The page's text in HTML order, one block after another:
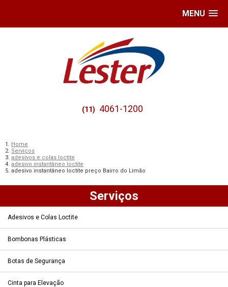
MENU
(11) 4061-1200
Home
Serviços
adesivos e colas loctite
adesivo instantâneo loctite
adesivo instantâneo loctite preço Bairro do Limão
Serviços
Adesivos e Colas Loctite
Bombonas Plásticas
Botas de Segurança
Cinta para Elevação